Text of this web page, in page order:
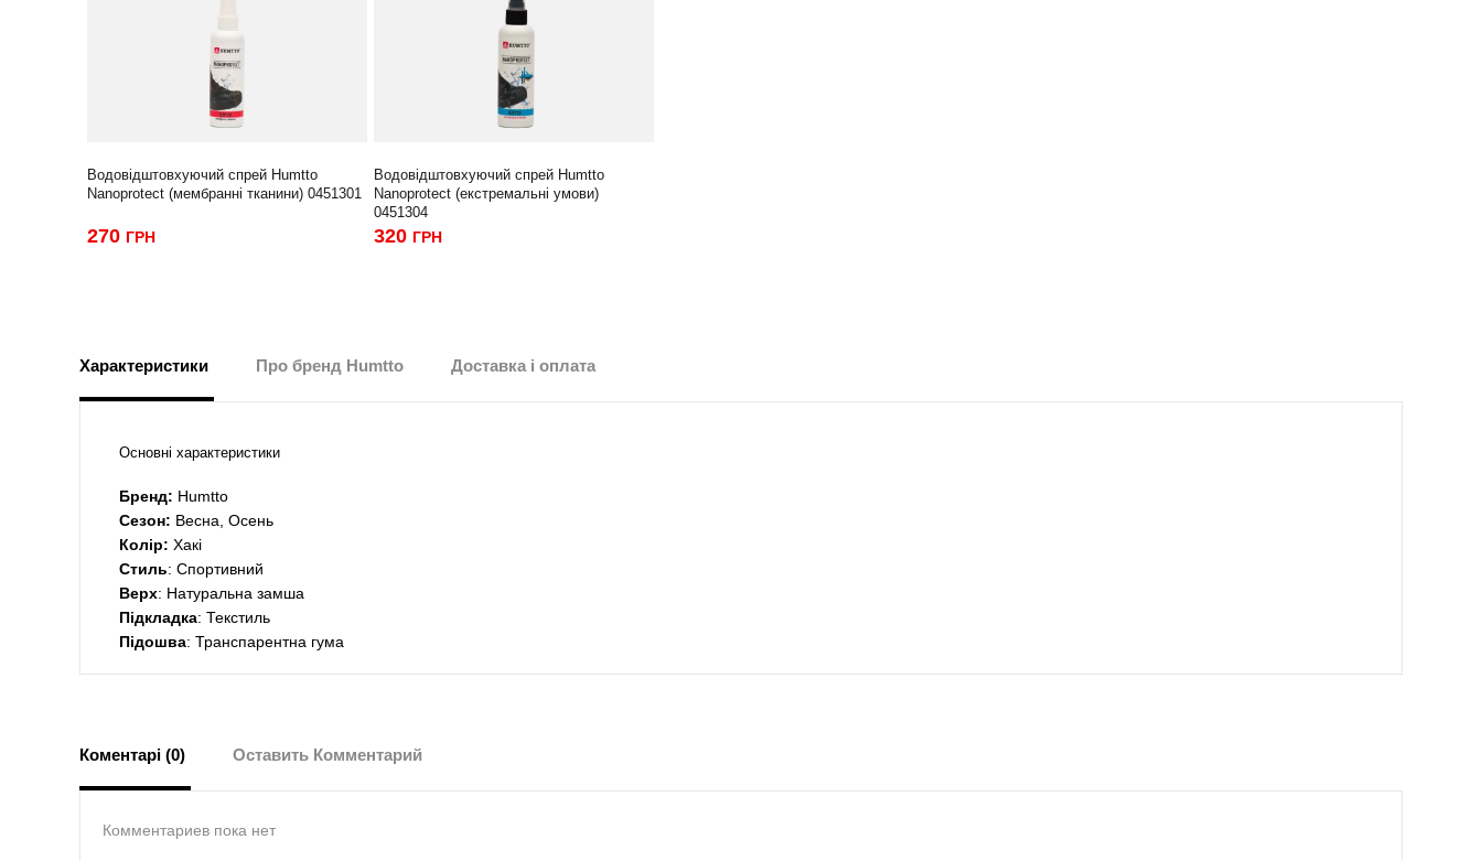
Водовідштовхуючий спрей Humtto
Nanoprotect (мембранні тканини) 0451301
270 ГРН
Водовідштовхуючий спрей Humtto
Nanoprotect (екстремальні умови)
0451304
320 ГРН
Характеристики Про бренд Humtto Доставка і оплата
Основні характеристики
Бренд: Humtto
Сезон: Весна, Осень
Колір: Хакі
Стиль: Спортивний
Верх: Натуральна замша
Підкладка: Текстиль
Підошва: Транспарентна гума
Коментарі (0) Оставить Комментарий
Комментариев пока нет